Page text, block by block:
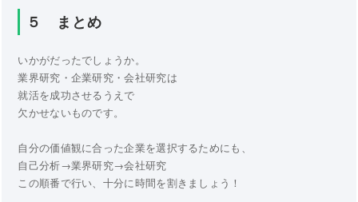
５ まとめ
いかがだったでしょうか。
業界研究・企業研究・会社研究は
就活を成功させるうえで
欠かせないものです。
自分の価値観に合った企業を選択するためにも、
自己分析→業界研究→会社研究
この順番で行い、十分に時間を割きましょう！